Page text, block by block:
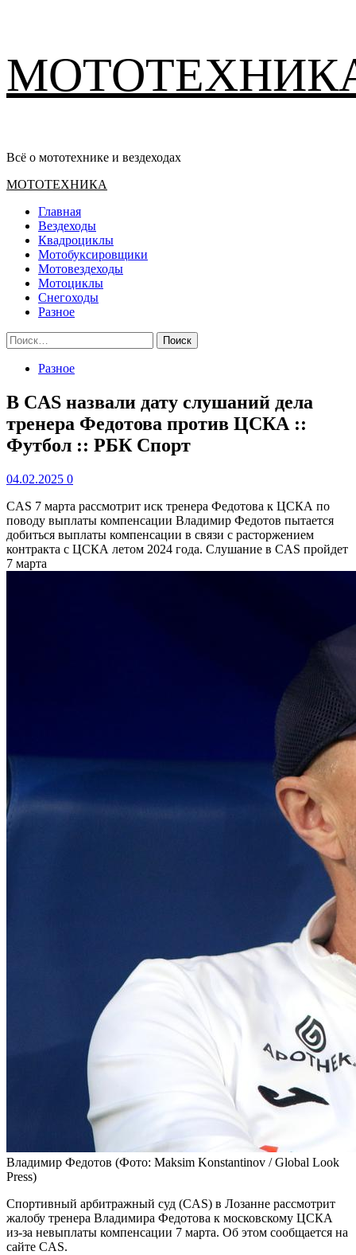
содержимому
Всё о мототехнике и вездеходах
Основное
МОТОТЕХНИКА
Главная
Вездеходы
Квадроциклы
Мотобуксировщики
Мотовездеходы
Мотоциклы
Снегоходы
Разное
Найти:
Разное
В CAS назвали дату слушаний дела
тренера Федотова против ЦСКА ::
Футбол :: РБК Спорт
04.02.2025 0
CAS 7 марта рассмотрит иск тренера Федотова к ЦСКА по
поводу выплаты компенсации Владимир Федотов пытается
добиться выплаты компенсации в связи с расторжением
контракта с ЦСКА летом 2024 года. Слушание в CAS пройдет
7 марта
Владимир Федотов (Фото: Maksim Konstantinov / Global Look
Press)
Спортивный арбитражный суд (CAS) в Лозанне рассмотрит
жалобу тренера Владимира Федотова к московскому ЦСКА
из-за невыплаты компенсации 7 марта. Об этом сообщается на
сайте CAS.